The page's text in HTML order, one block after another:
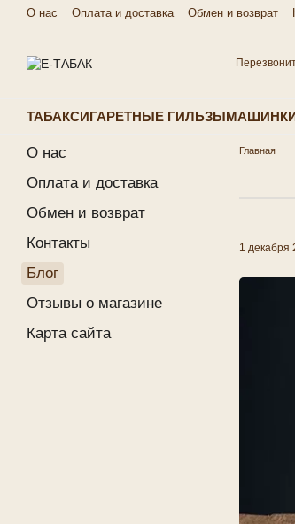
Перейти к основному контенту
О нас Оплата и доставка Обмен и возврат
ТАБАКСИГАРЕТНЫЕ ГИЛЬЗЫ
Главная
1 декабря
О нас
Оплата и доставка
Обмен и возврат
Контакты
Блог
Отзывы о магазине
Карта сайта